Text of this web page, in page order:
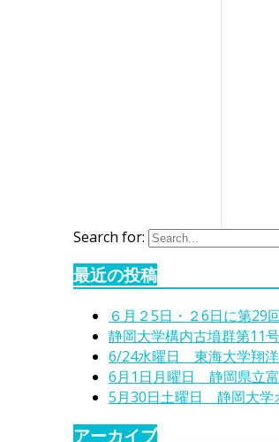
Search for:
最近の投稿
６月２5日・２6日に第29
静岡大学構内古墳群第11
6/24水曜日 東海大学翔洋
6月1日月曜日 静岡県立富
5月30日土曜日 静岡大学
アーカイブ